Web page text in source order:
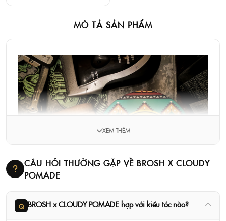
MÔ TẢ SẢN PHẨM
XEM THÊM
CÂU HỎI THƯỜNG GẶP VỀ BROSH X CLOUDY
POMADE
Q BROSH x CLOUDY POMADE hợp với kiểu tóc nào?